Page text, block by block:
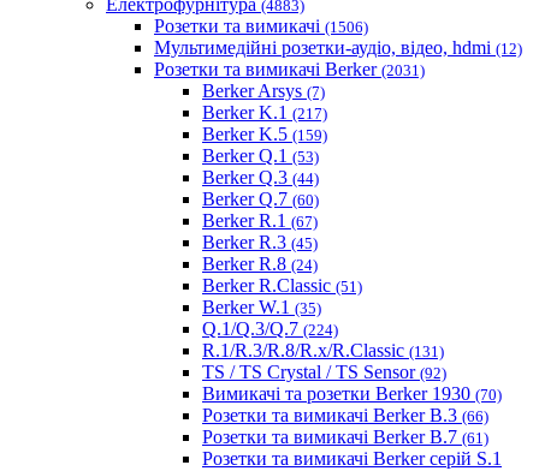
Електрофурнітура (4883)
Розетки та вимикачі (1506)
Мультимедійні розетки-аудіо, відео, hdmi (12)
Розетки та вимикачі Berker (2031)
Berker Arsys (7)
Berker K.1 (217)
Berker K.5 (159)
Berker Q.1 (53)
Berker Q.3 (44)
Berker Q.7 (60)
Berker R.1 (67)
Berker R.3 (45)
Berker R.8 (24)
Berker R.Classic (51)
Berker W.1 (35)
Q.1/Q.3/Q.7 (224)
R.1/R.3/R.8/R.x/R.Classic (131)
TS / TS Crystal / TS Sensor (92)
Вимикачі та розетки Berker 1930 (70)
Розетки та вимикачі Berker B.3 (66)
Розетки та вимикачі Berker B.7 (61)
Розетки та вимикачі Berker серій S.1